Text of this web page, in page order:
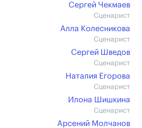
Сергей Чекмаев
Сценарист
Алла Колесникова
Сценарист
Сергей Шведов
Сценарист
Наталия Егорова
Сценарист
Илона Шишкина
Сценарист
Арсений Молчанов